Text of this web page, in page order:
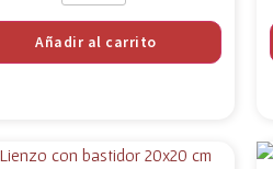
Añadir al carrito